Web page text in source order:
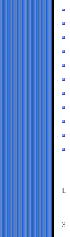
L
3